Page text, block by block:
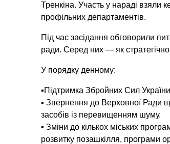
Тренкіна. Участь у нараді взяли
профільних департаментів.
Під час засідання обговорили
ради. Серед них — як стратегічно
У порядку денному:
▪Підтримка Збройних Сил
▪ Звернення до Верховної Ради
засобів із перевищенням шуму.
▪ Зміни до кількох міських
розвитку позашкілля, програми